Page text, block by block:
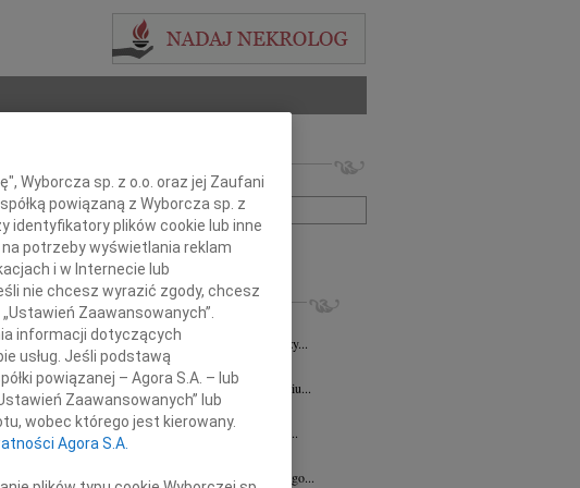
Imię i nazwisko lub numer ogłoszenia:
+ szukanie zaawansowane
INNE NEKROLOGI
06.08.2026Olsztyn
Sylwii Kramkowskiej wraz z Rodziną wyrazy...
Barbara Niepsuj20.07.2026
Trudno pogodzić się z wiadomością o odejściu...
Zdzisław Skóra
14.07.2026
Z głębokim żalem przyjęliśmy wiadomość o...
Janusz Roliński
Z głębokim żalem żegnam Janusza Rolińskiego...
Wyborcza sp. z o.o. oraz jej Zaufani
powiązaną z Wyborcza sp. z
identyfikatory plików cookie lub inne
potrzeby wyświetlania reklam
i w Internecie lub
nie chcesz wyrazić zgody, chcesz
Zaawansowanych”.
informacji dotyczących
usług. Jeśli podstawą
powiązanej – Agora S.A. – lub
Zaawansowanych” lub
wobec którego jest kierowany.
Agora S.A.